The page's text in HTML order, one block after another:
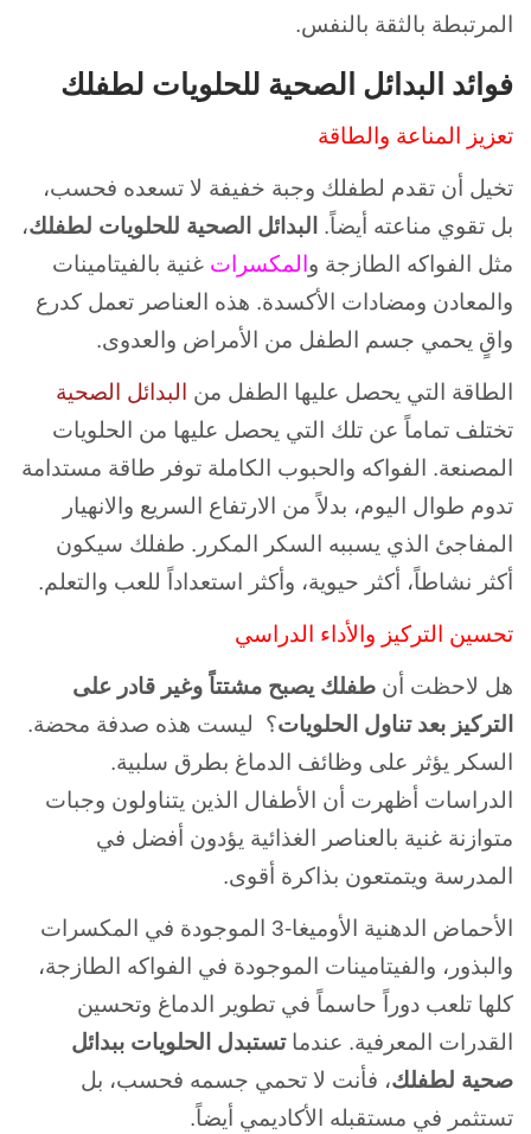
المرتبطة بالثقة بالنفس.
فوائد البدائل الصحية للحلويات لطفلك
تعزيز المناعة والطاقة
تخيل أن تقدم لطفلك وجبة خفيفة لا تسعده فحسب،
بل تقوي مناعته أيضاً. البدائل الصحية للحلويات لطفلك،
مثل الفواكه الطازجة و المكسرات غنية بالفيتامينات
والمعادن ومضادات الأكسدة. هذه العناصر تعمل كدرع
واقٍ يحمي جسم الطفل من الأمراض والعدوى.
الطاقة التي يحصل عليها الطفل من البدائل الصحية
تختلف تماماً عن تلك التي يحصل عليها من الحلويات
المصنعة. الفواكه والحبوب الكاملة توفر طاقة مستدامة
تدوم طوال اليوم، بدلاً من الارتفاع السريع والانهيار
المفاجئ الذي يسببه السكر المكرر. طفلك سيكون
أكثر نشاطاً، أكثر حيوية، وأكثر استعداداً للعب والتعلم.
تحسين التركيز والأداء الدراسي
هل لاحظت أن طفلك يصبح مشتتاً وغير قادر على
التركيز بعد تناول الحلويات؟ ليست هذه صدفة محضة.
السكر يؤثر على وظائف الدماغ بطرق سلبية.
الدراسات أظهرت أن الأطفال الذين يتناولون وجبات
متوازنة غنية بالعناصر الغذائية يؤدون أفضل في
المدرسة ويتمتعون بذاكرة أقوى.
الأحماض الدهنية الأوميغا-3 الموجودة في المكسرات
والبذور، والفيتامينات الموجودة في الفواكه الطازجة،
كلها تلعب دوراً حاسماً في تطوير الدماغ وتحسين
القدرات المعرفية. عندماتستبدل الحلويات ببدائل
صحية لطفلك، فأنت لا تحمي جسمه فحسب، بل
تستثمر في مستقبله الأكاديمي أيضاً.